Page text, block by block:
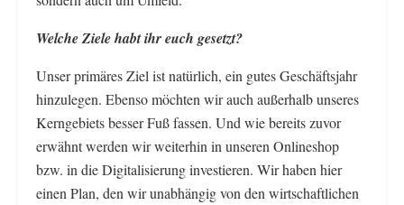
Welche Ziele habt ihr euch gesetzt?
Unser primäres Ziel ist natürlich, ein gutes Geschäftsjahr
hinzulegen. Ebenso möchten wir auch außerhalb unseres
Kerngebiets besser Fuß fassen. Und wie bereits zuvor
erwähnt werden wir weiterhin in unseren Onlineshop
bzw. in die Digitalisierung investieren. Wir haben hier
einen Plan, den wir unabhängig von den wirtschaftlichen